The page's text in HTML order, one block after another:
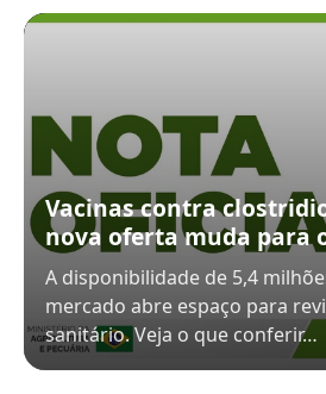
Vacinas contra
nova oferta muda para
A disponibilidade de 5,4
mercado abre espaço para
sanitário. Veja o que conferir…